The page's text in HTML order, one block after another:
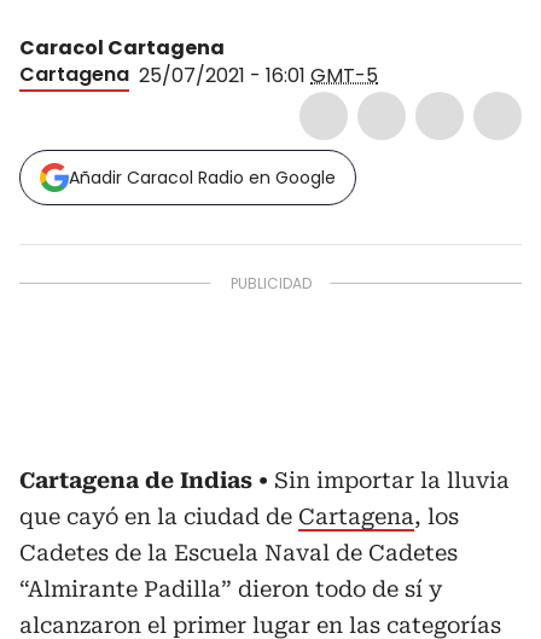
Caracol Cartagena
Cartagena 25/07/2021 - 16:01 GMT-5
Añadir Caracol Radio en Google
Cartagena de Indias
Sin importar la lluvia
que cayó en la ciudad de Cartagena, los
Cadetes de la Escuela Naval de Cadetes
“Almirante Padilla” dieron todo de sí y
alcanzaron el primer lugar en las categorías